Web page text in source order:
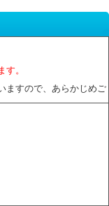
す。
ますので、あらかじめご